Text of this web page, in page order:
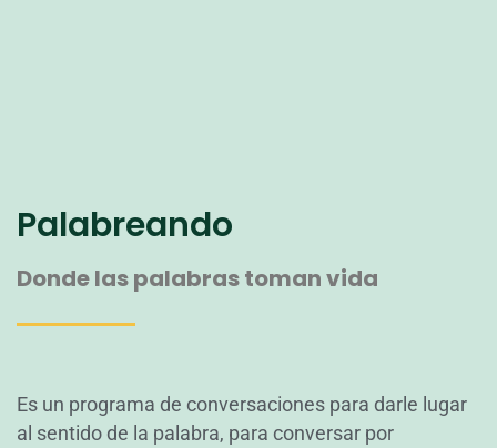
Palabreando
Donde las palabras toman vida
Es un programa de conversaciones para darle lugar
al sentido de la palabra, para conversar por